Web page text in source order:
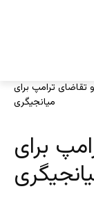
تقاضای ترامپ برای
میانجیگری
برای